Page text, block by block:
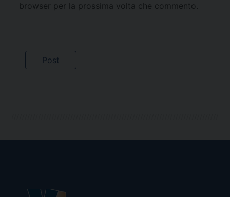
browser per la prossima volta che commento.